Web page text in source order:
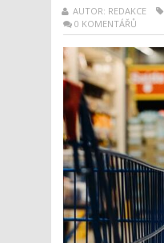
AUTOR: REDAKCE
0 KOMENTÁŘŮ